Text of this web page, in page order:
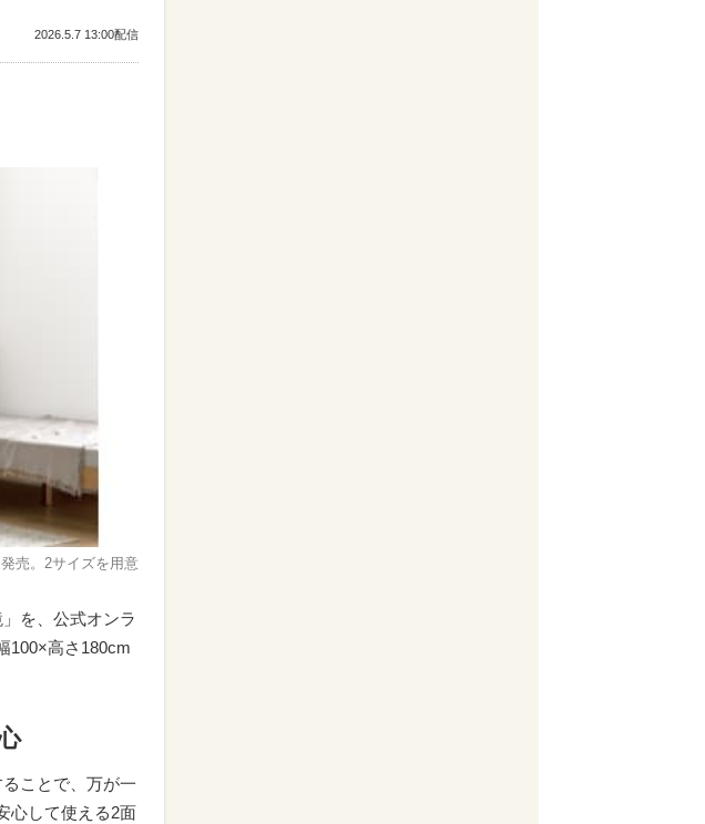
2026.5.7 13:00配信
売。2サイズを用意
を、公式オンラ
100×高さ180cm
ことで、万が一
心して使える2面